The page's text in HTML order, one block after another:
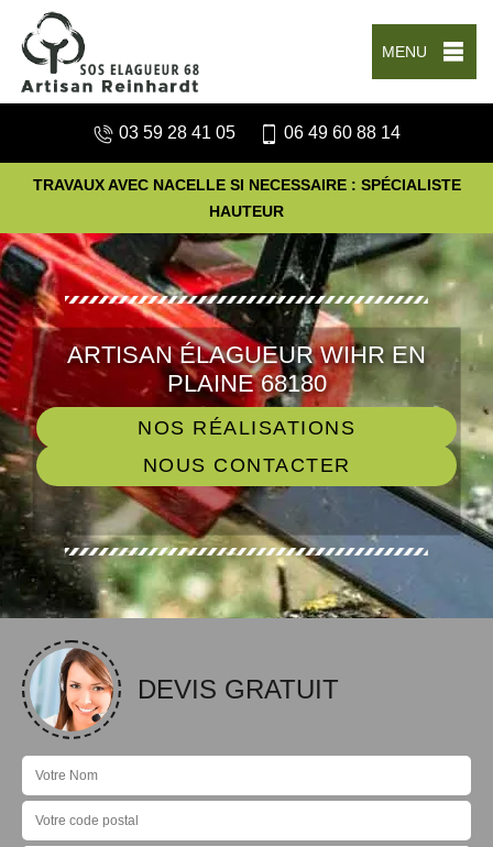
MENU
03 59 28 41 05 06 49 60 88 14
TRAVAUX AVEC NACELLE SI NECESSAIRE : SPÉCIALISTE
HAUTEUR
ARTISAN ÉLAGUEUR WIHR EN
PLAINE 68180
NOS RÉALISATIONS
NOUS CONTACTER
DEVIS GRATUIT